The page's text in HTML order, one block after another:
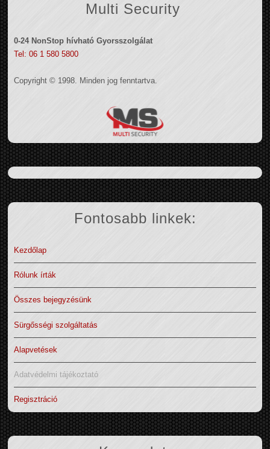
Multi Security
0-24 NonStop hívható Gyorsszolgálat
Tel: 06 1 580 5800
Copyright © 1998. Minden jog fenntartva.
Fontosabb linkek:
Kezdőlap
Rólunk írták
Összes bejegyzésünk
Sürgősségi szolgáltatás
Alapvetések
Adatvédelmi tájékoztató
Regisztráció